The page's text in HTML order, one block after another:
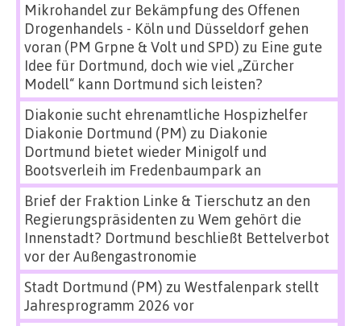
Mikrohandel zur Bekämpfung des Offenen
Drogenhandels - Köln und Düsseldorf gehen
voran (PM Grpne & Volt und SPD) zu Eine gute
Idee für Dortmund, doch wie viel „Zürcher
Modell“ kann Dortmund sich leisten?
Diakonie sucht ehrenamtliche Hospizhelfer
Diakonie Dortmund (PM) zu Diakonie
Dortmund bietet wieder Minigolf und
Bootsverleih im Fredenbaumpark an
Brief der Fraktion Linke & Tierschutz an den
Regierungspräsidenten zu Wem gehört die
Innenstadt? Dortmund beschließt Bettelverbot
vor der Außengastronomie
Stadt Dortmund (PM) zu Westfalenpark stellt
Jahresprogramm 2026 vor